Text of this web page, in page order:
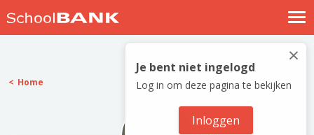
Nostalgische verhalen
Log in
Meld je gratis aan
×
Je bent niet ingelogd
Log in om deze pagina te bekijken
Inloggen
Home